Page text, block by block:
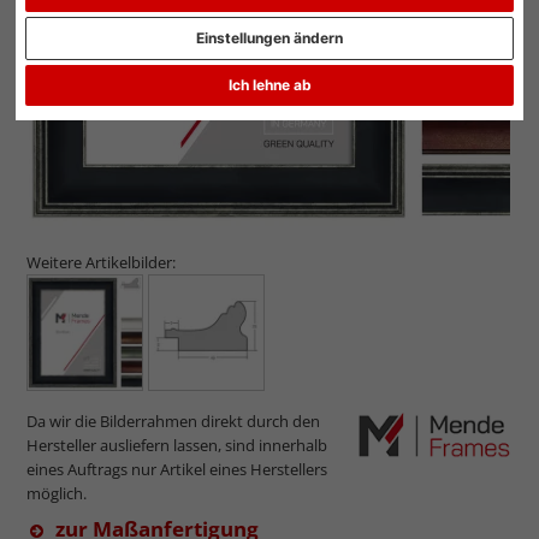
Ich lehne ab
Einstellungen ändern
Weitere Artikelbilder:
Da wir die Bilderrahmen direkt durch den
Hersteller ausliefern lassen, sind innerhalb
eines Auftrags nur Artikel eines Herstellers
möglich.
zur Maßanfertigung